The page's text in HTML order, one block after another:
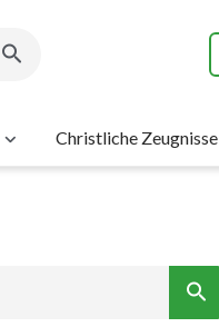
Christliche Zeugnisse